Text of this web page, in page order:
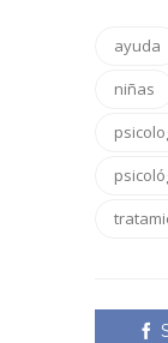
ayuda
niñas